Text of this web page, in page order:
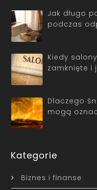
Jak długo
podczas
Kiedy
zamknięte i
Dlaczego
mogą
Kategorie
Biznes i finanse